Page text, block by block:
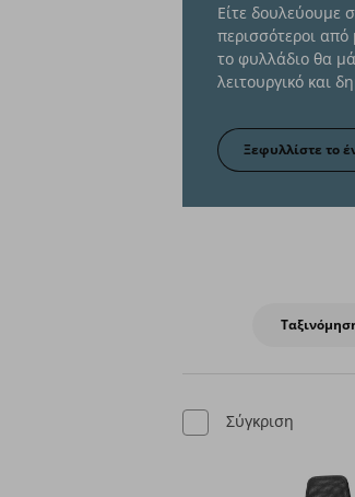
Είτε δουλεύουμε
περισσότεροι
το φυλλάδιο θα
λειτουργικό και
Ξεφυλλίστε το
Σύγκριση